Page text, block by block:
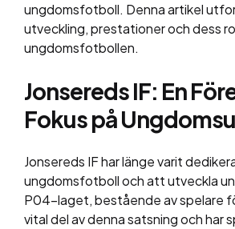
ungdomsfotboll. Denna artikel
utveckling, prestationer och dess
ungdomsfotbollen.
Jonsereds IF: En
Fokus på
Jonsereds IF har länge varit
ungdomsfotboll och att utveckla
P04-laget, bestående av spelare
vital del av denna satsning och har